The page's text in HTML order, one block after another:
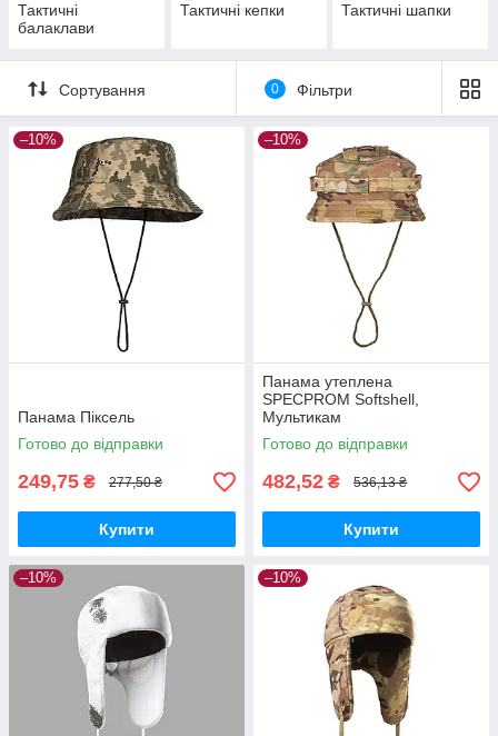
Тактичні
балаклави
Тактичні кепки Тактичні шапки
Сортування 0 Фільтри
–10%
Панама Піксель
Готово до відправки
249,75 ₴ 277,50 ₴
Купити
–10%
Панама утеплена
SPECPROM Softshell,
Мультикам
Готово до відправки
482,52 ₴ 536,13 ₴
Купити
–10% –10%